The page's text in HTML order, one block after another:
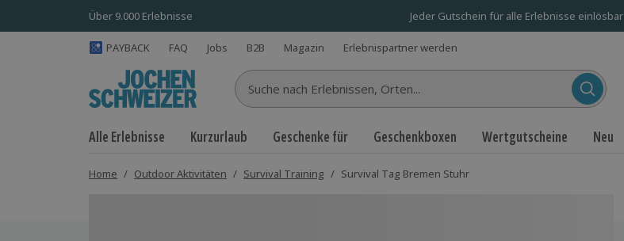
Über 9.000 Erlebnisse Jeder Gutschein für alle Erlebnisse einlösbar
PAYBACK FAQ Jobs B2B Magazin Erlebnispartner werden
Suche nach Erlebnissen...
Alle Erlebnisse Kurzurlaub Geschenke für Geschenkboxen Wertgutscheine Neu
Home / Outdoor Aktivitäten / Survival Training / Survival Tag Bremen Stuhr